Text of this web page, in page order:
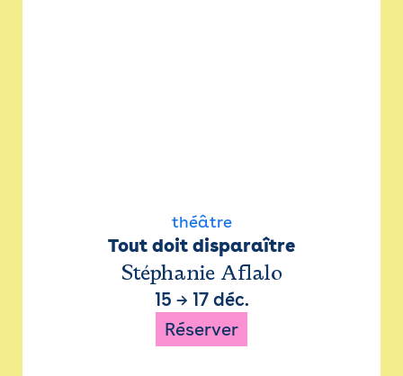
théâtre
Tout doit disparaître
Stéphanie Aflalo
15 → 17 déc.
Réserver